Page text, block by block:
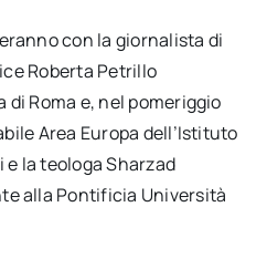
con la giornalista di
Roberta Petrillo
di Roma e, nel pomeriggio
Area Europa dell’Istituto
la teologa Sharzad
alla Pontificia Università